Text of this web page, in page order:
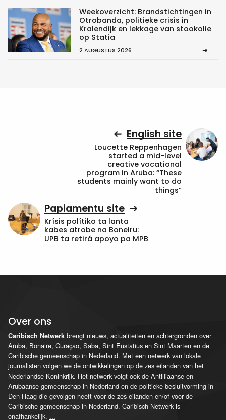
Weekoverzicht: Brandstichtingen in
Otrobanda, politieke crisis in
Kralendijk en lekkage van stookolie
op Statia
2 AUGUSTUS 2026
English site
Loucette Reppenhagen
started a mid-level
creative vocational
program in Aruba: “These
students mainly want to do
things”
Papiamentu site
Krísis polítiko ta lanta
kabes atrobe na Boneiru:
UPB ta retirá apoyo pa MPB
Over ons
Caribisch Netwerk brengt nieuws, actualiteiten en achtergronden over
Aruba, Bonaire, Curaçao, Saba, Sint Eustatius en Sint Maarten en de
Caribische gemeenschap in Nederland. Met een netwerk van lokale
journalisten volgen we de ontwikkelingen op de zes eilanden van het
Nederlandse Koninkrijk. Het netwerk volgt ook de Antilliaanse en
Arubaanse gemeenschap in Nederland en de politieke besluitvorming in
Den Haag die gevolgen heeft voor de zes eilanden en/of voor de
Caribische gemeenschap in Nederland. Caribisch Netwerk is
onafhankelijk. ...